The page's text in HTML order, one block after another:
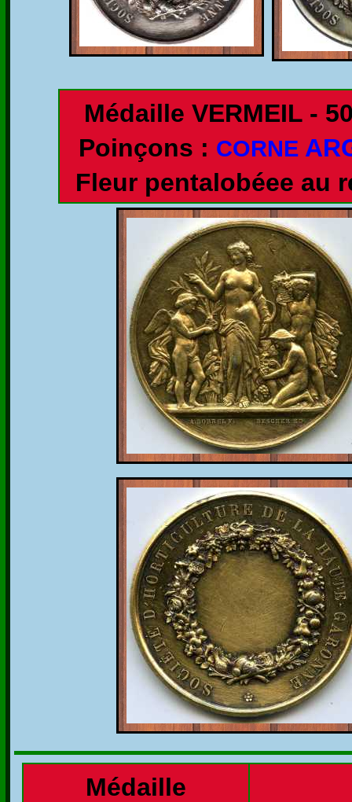
Médaille VERMEIL -
Poinçons : CORNE
Fleur pentalobéee au
Médaille